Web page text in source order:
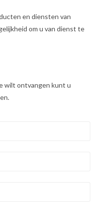
en diensten van
om u van dienst te
wilt ontvangen kunt u